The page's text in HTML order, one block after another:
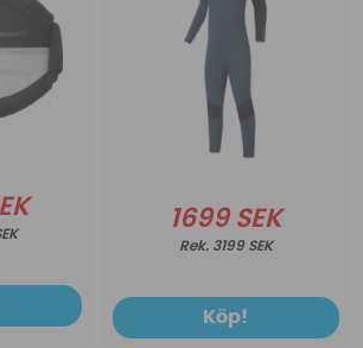
1699 SEK
3199 SEK
Köp!